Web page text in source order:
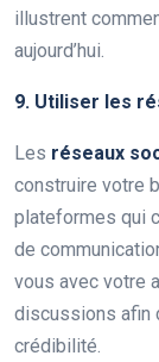
illustrent
aujourd’hui.
9. Utiliser les
Les réseaux
construire votre
plateformes qui
de
vous avec votre
discussions afin
crédibilité.